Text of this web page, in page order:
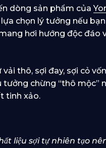
dòng sản phẩm của
chọn lý tưởng nếu
hơi hướng độc đáo
thô, sợi đay, sợi cỏ
chừng “thô
tinh xảo.
liệu sợi tự nhiên tạo